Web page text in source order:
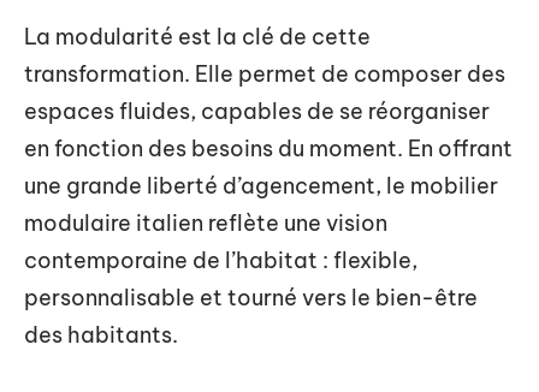
La modularité est la clé de cette
transformation. Elle permet de composer des
espaces fluides, capables de se réorganiser
en fonction des besoins du moment. En offrant
une grande liberté d’agencement, le mobilier
modulaire italien reflète une vision
contemporaine de l’habitat : flexible,
personnalisable et tourné vers le bien-être
des habitants.